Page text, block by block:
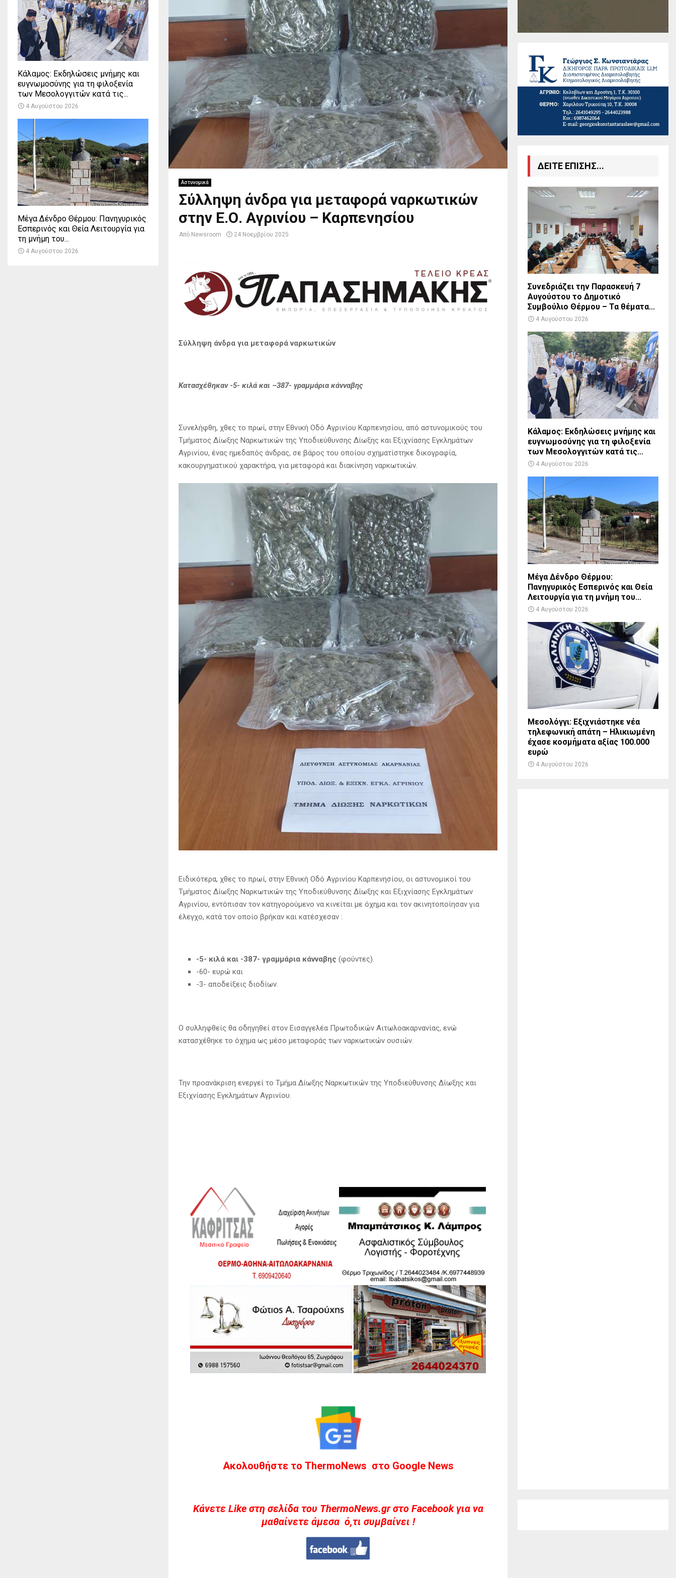
Αστυνομικά
Σύλληψη άνδρα για μεταφορά ναρκωτικών
στην Ε.Ο. Αγρινίου – Καρπενησίου
Από Newsroom 24 Νοεμβρίου 2025
Σύλληψη άνδρα για μεταφορά ναρκωτικών
Κατασχέθηκαν -5- κιλά και –387- γραμμάρια κάνναβης
Συνελήφθη, χθες το πρωί, στην Εθνική Οδό Αγρινίου Καρπενησίου, από αστυνομικούς του
Τμήματος Δίωξης Ναρκωτικών της Υποδιεύθυνσης Δίωξης και Εξιχνίασης Εγκλημάτων
Αγρινίου, ένας ημεδαπός άνδρας, σε βάρος του οποίου σχηματίστηκε δικογραφία,
κακουργηματικού χαρακτήρα, για μεταφορά και διακίνηση ναρκωτικών.
Ειδικότερα, χθες το πρωί, στην Εθνική Οδό Αγρινίου Καρπενησίου, οι αστυνομικοί του
Τμήματος Δίωξης Ναρκωτικών της Υποδιεύθυνσης Δίωξης και Εξιχνίασης Εγκλημάτων
Αγρινίου, εντόπισαν τον κατηγορούμενο να κινείται με όχημα και τον ακινητοποίησαν για
έλεγχο, κατά τον οποίο βρήκαν και κατέσχεσαν :
-5- κιλά και -387- γραμμάρια κάνναβης (φούντες).
-60- ευρώ και
-3- αποδείξεις διοδίων.
Ο συλληφθείς θα οδηγηθεί στον Εισαγγελέα Πρωτοδικών Αιτωλοακαρνανίας, ενώ
κατασχέθηκε το όχημα ως μέσο μεταφοράς των ναρκωτικών ουσιών.
Την προανάκριση ενεργεί το Τμήμα Δίωξης Ναρκωτικών της Υποδιεύθυνσης Δίωξης και
Εξιχνίασης Εγκλημάτων Αγρινίου.
Ακολουθήστε το ThermoNews στο Google News
Kάνετε Like στη σελίδα του ThermoNews.gr στο Facebook για να
μαθαίνετε άμεσα ό,τι συμβαίνει !
Κάλαμος: Εκδηλώσεις μνήμης και
ευγνωμοσύνης για τη φιλοξενία
των Μεσολογγιτών κατά τις...
4 Αυγούστου 2026
Μέγα Δένδρο Θέρμου: Πανηγυρικός
Εσπερινός και Θεία Λειτουργία για
τη μνήμη του...
4 Αυγούστου 2026
ΔΕΙΤΕ ΕΠΙΣΗΣ...
Συνεδριάζει την Παρασκευή 7
Αυγούστου το Δημοτικό
Συμβούλιο Θέρμου – Τα θέματα...
4 Αυγούστου 2026
Κάλαμος: Εκδηλώσεις μνήμης και
ευγνωμοσύνης για τη φιλοξενία
των Μεσολογγιτών κατά τις...
4 Αυγούστου 2026
Μέγα Δένδρο Θέρμου:
Πανηγυρικός Εσπερινός και Θεία
Λειτουργία για τη μνήμη του...
4 Αυγούστου 2026
Μεσολόγγι: Εξιχνιάστηκε νέα
τηλεφωνική απάτη – Ηλικιωμένη
έχασε κοσμήματα αξίας 100.000
ευρώ
4 Αυγούστου 2026